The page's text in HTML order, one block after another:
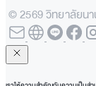
© 2569 วิทยาลัยน